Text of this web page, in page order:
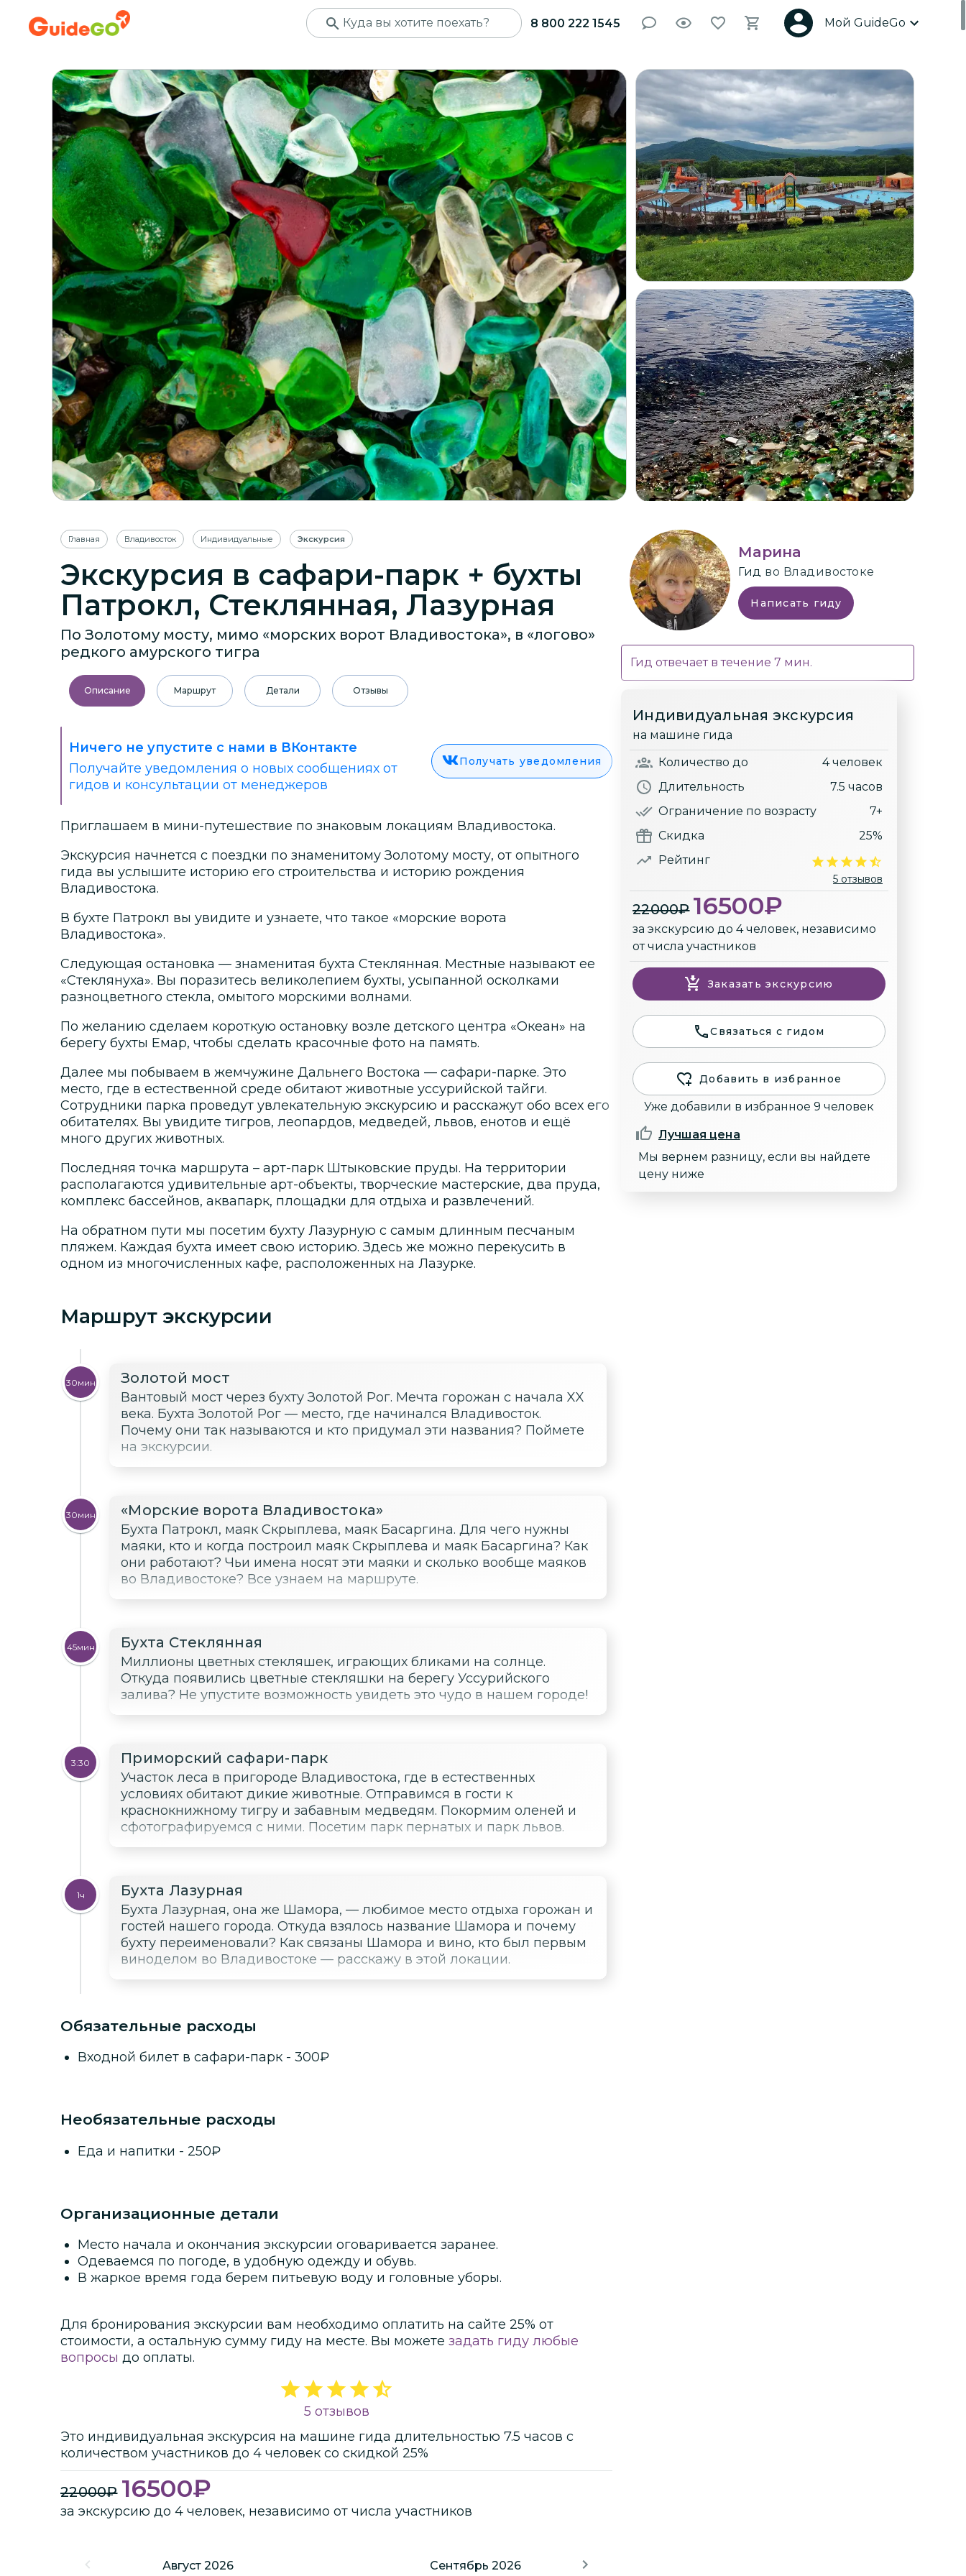
8 800 222 1545 Мой GuideGo
+2
Главная Владивосток Индивидуальные Экскурсия
Экскурсия в сафари-парк + бухты
Патрокл, Стеклянная, Лазурная
По Золотому мосту, мимо «морских ворот Владивостока», в «логово»
редкого амурского тигра
Описание Маршрут Детали Отзывы
Ничего не упустите с нами в ВКонтакте
Получайте уведомления о новых сообщениях от
гидов и консультации от менеджеров
Получать уведомления
Приглашаем в мини-путешествие по знаковым локациям Владивостока.
Экскурсия начнется с поездки по знаменитому Золотому мосту, от опытного
гида вы услышите историю его строительства и историю рождения
Владивостока.
В бухте Патрокл вы увидите и узнаете, что такое «морские ворота
Владивостока».
Следующая остановка — знаменитая бухта Стеклянная. Местные называют ее
«Стеклянуха». Вы поразитесь великолепием бухты, усыпанной осколками
разноцветного стекла, омытого морскими волнами.
По желанию сделаем короткую остановку возле детского центра «Океан» на
берегу бухты Емар, чтобы сделать красочные фото на память.
Далее мы побываем в жемчужине Дальнего Востока — сафари-парке. Это
место, где в естественной среде обитают животные уссурийской тайги.
Сотрудники парка проведут увлекательную экскурсию и расскажут обо всех его
обитателях. Вы увидите тигров, леопардов, медведей, львов, енотов и ещё
много других животных.
Последняя точка маршрута – арт-парк Штыковские пруды. На территории
располагаются удивительные арт-объекты, творческие мастерские, два пруда,
комплекс бассейнов, аквапарк, площадки для отдыха и развлечений.
На обратном пути мы посетим бухту Лазурную с самым длинным песчаным
пляжем. Каждая бухта имеет свою историю. Здесь же можно перекусить в
одном из многочисленных кафе, расположенных на Лазурке.
Маршрут экскурсии
30мин Золотой мост
Вантовый мост через бухту Золотой Рог. Мечта горожан с начала XX
века. Бухта Золотой Рог — место, где начинался Владивосток.
Почему они так называются и кто придумал эти названия? Поймете
на экскурсии.
30мин «Морские ворота Владивостока»
Бухта Патрокл, маяк Скрыплева, маяк Басаргина. Для чего нужны
маяки, кто и когда построил маяк Скрыплева и маяк Басаргина? Как
они работают? Чьи имена носят эти маяки и сколько вообще маяков
во Владивостоке? Все узнаем на маршруте.
45мин Бухта Стеклянная
Миллионы цветных стекляшек, играющих бликами на солнце.
Откуда появились цветные стекляшки на берегу Уссурийского
залива? Не упустите возможность увидеть это чудо в нашем городе!
3:30 Приморский сафари-парк
Участок леса в пригороде Владивостока, где в естественных
условиях обитают дикие животные. Отправимся в гости к
краснокнижному тигру и забавным медведям. Покормим оленей и
сфотографируемся с ними. Посетим парк пернатых и парк львов.
1ч Бухта Лазурная
Бухта Лазурная, она же Шамора, — любимое место отдыха горожан и
гостей нашего города. Откуда взялось название Шамора и почему
бухту переименовали? Как связаны Шамора и вино, кто был первым
виноделом во Владивостоке — расскажу в этой локации.
Обязательные расходы
Входной билет в сафари-парк - 300₽
Необязательные расходы
Еда и напитки - 250₽
Организационные детали
Место начала и окончания экскурсии оговаривается заранее.
Одеваемся по погоде, в удобную одежду и обувь.
В жаркое время года берем питьевую воду и головные уборы.
Для бронирования экскурсии вам необходимо оплатить на сайте 25% от
стоимости, а остальную сумму гиду на месте. Вы можете задать гиду любые
вопросы до оплаты.
5 отзывов
Это индивидуальная экскурсия на машине гида длительностью 7.5 часов с
количеством участников до 4 человек со скидкой 25%
22000₽ 16500₽
за экскурсию до 4 человек, независимо от числа участников
Август 2026 Сентябрь 2026
Марина
Гид во Владивостоке
Написать гиду
Гид отвечает в течение 7 мин.
Индивидуальная экскурсия
на машине гида
Количество до
4 человек
Длительность
7.5 часов
Ограничение по возрасту
7+
Скидка
25%
Рейтинг
5 отзывов
22000₽ 16500₽
за экскурсию до 4 человек, независимо
от числа участников
Заказать экскурсию
Связаться с гидом
Добавить в избранное
Уже добавили в избранное 9 человек
Лучшая цена
Мы вернем разницу, если вы найдете
цену ниже